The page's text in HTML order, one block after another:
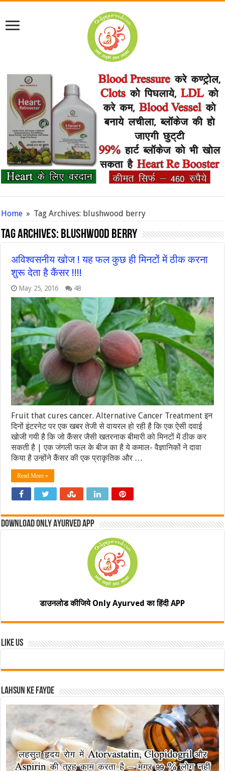
Home » Tag Archives: blushwood berry
Tag Archives: blushwood berry
अविश्‍वसनीय खोज ! यह फल कुछ ही मिनटों में ठीक करना
शुरू देता है कैंसर !!!!
May 25, 2016 48
Fruit that cures cancer. Alternative Cancer Treatment इन
दिनों इंटरनेट पर एक खबर तेजी से वायरल हो रही है कि एक ऐसी दवाई
खोजी गयी है कि जो कैंसर जैसी खतरनाक बीमारी को मिनटों में ठीक कर
सकती है | एक जंगली फल के बीज का है ये कमाल- वैज्ञानिकों ने दावा
किया है उन्‍होंने कैंसर की एक प्राकृतिक और …
Read More »
Download Only Ayurved App
डाउनलोड कीजिये Only Ayurved का हिंदी APP
Like Us
Lahsun ke fayde